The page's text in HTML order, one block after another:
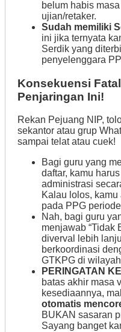
belum habis
ujian/retaker.
Sudah memiliki
ini jika ternyata
Serdik yang
penyelenggara
Konsekuensi
Penjaringan Ini!
Rekan Pejuang NIP,
sekantor atau grup
sampai telat atau cuek!
Bagi guru yang
daftar, kamu
administrasi
Kalau lolos,
pada PPG
Nah, bagi guru
menjawab “Tidak
diverval lebih
berkoordinasi
GTKPG di
PERINGATAN
batas akhir masa
kesediaannya,
otomatis
BUKAN sasaran
Sayang banget